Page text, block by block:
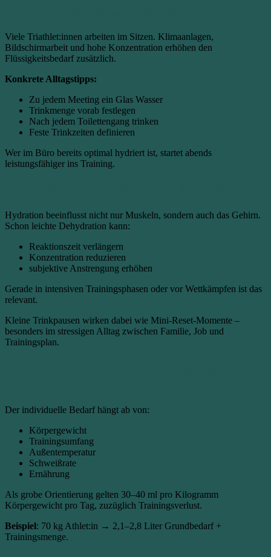
Viele Triathlet:innen arbeiten im Sitzen. Klimaanlagen,
Bildschirmarbeit und hohe Konzentration erhöhen den
Flüssigkeitsbedarf zusätzlich.
Konkrete Alltagstipps:
Zu jedem Meeting ein Glas Wasser
Trinkmenge vorab festlegen
Nach jedem Toilettengang trinken
Feste Trinkzeiten definieren
Wer im Büro bereits optimal hydriert ist, startet abends
leistungsfähiger ins Training.
Hydration beeinflusst nicht nur Muskeln, sondern auch das Gehirn.
Schon leichte Dehydration kann:
Reaktionszeit verlängern
Konzentration reduzieren
subjektive Anstrengung erhöhen
Gerade in intensiven Trainingsphasen oder vor Wettkämpfen ist das
relevant.
Kleine Trinkpausen wirken dabei wie Mini-Reset-Momente –
besonders im stressigen Alltag zwischen Familie, Job und
Trainingsplan.
Der individuelle Bedarf hängt ab von:
Körpergewicht
Trainingsumfang
Außentemperatur
Schweißrate
Ernährung
Als grobe Orientierung gelten 30–40 ml pro Kilogramm
Körpergewicht pro Tag, zuzüglich Trainingsverlust.
Beispiel: 70 kg Athlet:in → 2,1–2,8 Liter Grundbedarf +
Trainingsmenge.